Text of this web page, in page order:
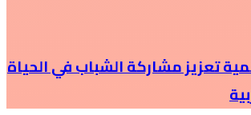
تعزيز مشاركة الشباب في الحياة